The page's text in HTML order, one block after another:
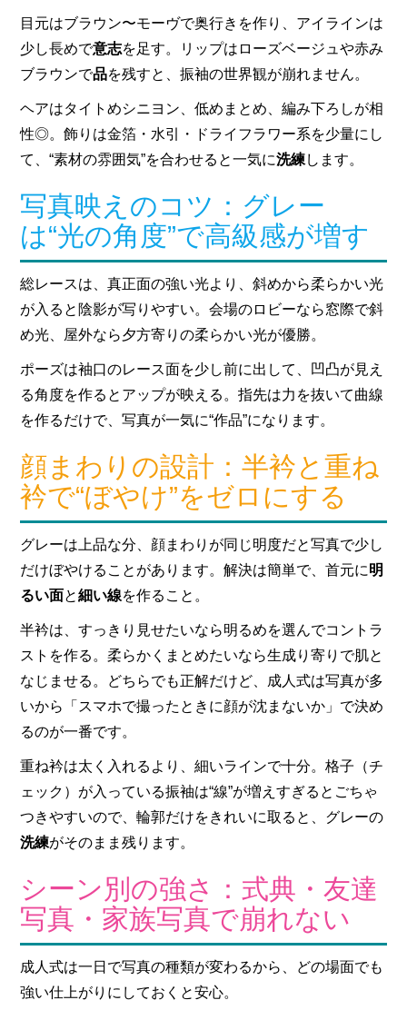
目元はブラウン〜モーヴで奥行きを作り、アイラインは
少し長めで意志を足す。リップはローズベージュや赤み
ブラウンで品を残すと、振袖の世界観が崩れません。
ヘアはタイトめシニヨン、低めまとめ、編み下ろしが相
性◎。飾りは金箔・水引・ドライフラワー系を少量にし
て、“素材の雰囲気”を合わせると一気に洗練します。
写真映えのコツ：グレー
は“光の角度”で高級感が増す
総レースは、真正面の強い光より、斜めから柔らかい光
が入ると陰影が写りやすい。会場のロビーなら窓際で斜
め光、屋外なら夕方寄りの柔らかい光が優勝。
ポーズは袖口のレース面を少し前に出して、凹凸が見え
る角度を作るとアップが映える。指先は力を抜いて曲線
を作るだけで、写真が一気に“作品”になります。
顔まわりの設計：半衿と重ね
衿で“ぼやけ”をゼロにする
グレーは上品な分、顔まわりが同じ明度だと写真で少し
だけぼやけることがあります。解決は簡単で、首元に明
るい面と細い線を作ること。
半衿は、すっきり見せたいなら明るめを選んでコントラ
ストを作る。柔らかくまとめたいなら生成り寄りで肌と
なじませる。どちらでも正解だけど、成人式は写真が多
いから「スマホで撮ったときに顔が沈まないか」で決め
るのが一番です。
重ね衿は太く入れるより、細いラインで十分。格子（チ
ェック）が入っている振袖は“線”が増えすぎるとごちゃ
つきやすいので、輪郭だけをきれいに取ると、グレーの
洗練がそのまま残ります。
シーン別の強さ：式典・友達
写真・家族写真で崩れない
成人式は一日で写真の種類が変わるから、どの場面でも
強い仕上がりにしておくと安心。